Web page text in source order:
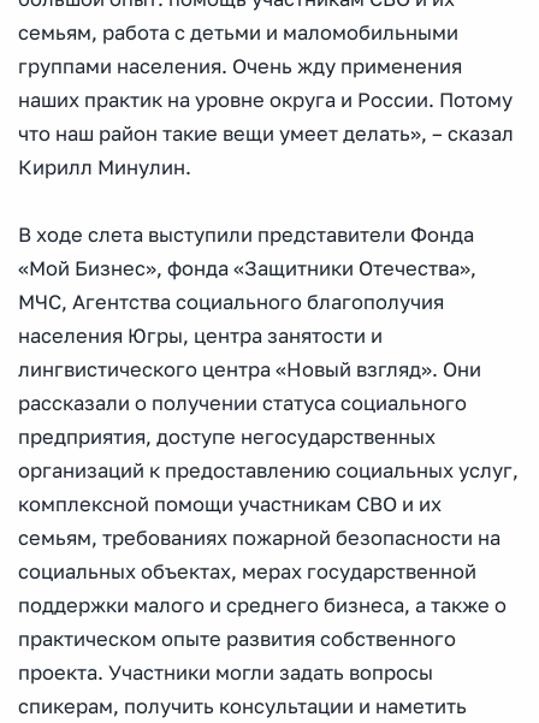
семьям, работа с детьми и маломобильными
группами населения. Очень жду применения
наших практик на уровне округа и России. Потому
что наш район такие вещи умеет делать», – сказал
Кирилл Минулин.
В ходе слета выступили представители Фонда
«Мой Бизнес», фонда «Защитники Отечества»,
МЧС, Агентства социального благополучия
населения Югры, центра занятости и
лингвистического центра «Новый взгляд». Они
рассказали о получении статуса социального
предприятия, доступе негосударственных
организаций к предоставлению социальных услуг,
комплексной помощи участникам СВО и их
семьям, требованиях пожарной безопасности на
социальных объектах, мерах государственной
поддержки малого и среднего бизнеса, а также о
практическом опыте развития собственного
проекта. Участники могли задать вопросы
спикерам, получить консультации и наметить